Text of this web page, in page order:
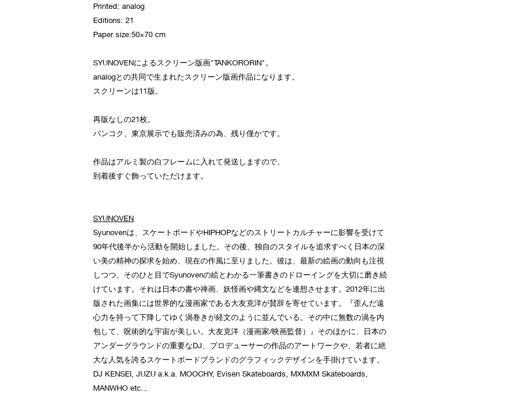
Printed: analog
Editions: 21
Paper size:50×70 cm
SYUNOVENによるスクリーン版画"TANKORORIN"。
analogとの共同で生まれたスクリーン版画作品になります。
スクリーンは11版。
再版なしの21枚。
バンコク、東京展示でも販売済みの為、残り僅かです。
作品はアルミ製の白フレームに入れて発送しますので、
到着後すぐ飾っていただけます。
SYUNOVEN
Syunovenは、スケートボードやHIPHOPなどのストリートカルチャーに影響を受けて
90年代後半から活動を開始しました。その後、独自のスタイルを追求すべく日本の深
い美の精神の探求を始め、現在の作風に至りました。彼は、最新の絵画の動向も注視
しつつ、そのひと目でSyunovenの絵とわかる一筆書きのドローイングを大切に磨き続
けています。それは日本の書や禅画、妖怪画や縄文などを連想させます。2012年に出
版された画集には世界的な漫画家である大友克洋が賛辞を寄せています。『歪んだ遠
心力を持って下降してゆく渦巻きが経文のように並んでいる。その中に無数の渦を内
包して、呪術的な宇宙が美しい。大友克洋（漫画家/映画監督）』そのほかに、日本の
アンダーグラウンドの重要なDJ、プロデューサーの作品のアートワークや、若者に絶
大な人気を誇るスケートボードブランドのグラフィックデザインを手掛けています。
DJ KENSEI, JUZU a.k.a. MOOCHY, Evisen Skateboards, MXMXM Skateboards,
MANWHO etc...